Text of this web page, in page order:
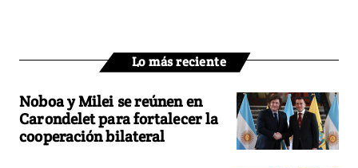
Lo más reciente
Noboa y Milei se reúnen en
Carondelet para fortalecer la
cooperación bilateral